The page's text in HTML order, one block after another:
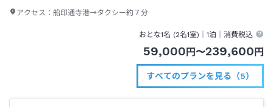
アクセス： 船印通寺港→タクシー約７分
おとな1名 (2名1室)｜1泊 ｜消費税込
59,000円〜239,600円
すべてのプランを見る（5）